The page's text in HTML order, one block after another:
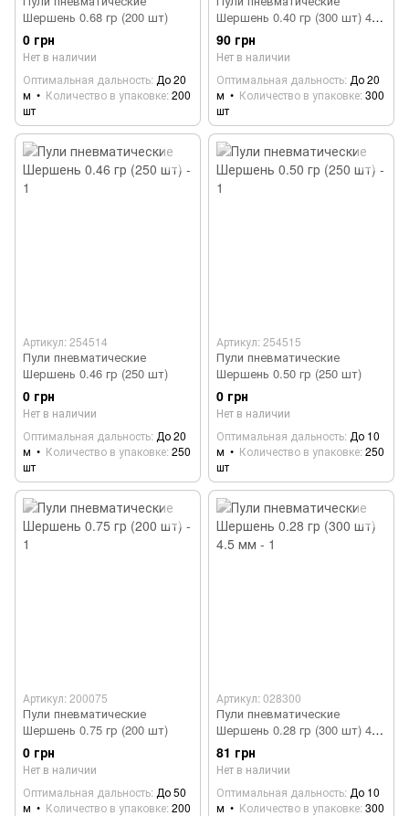
Шершень 0.68 гр (200 шт)
0 грн
Нет в наличии
Оптимальная дальность До 20
м
Количество в упаковке 200
шт
Шершень 0.40 гр (300 шт) 4.5
мм
90 грн
Нет в наличии
Оптимальная дальность До 20
м
Количество в упаковке 300
шт
Артикул: 254514
Пули пневматические
Шершень 0.46 гр (250 шт)
0 грн
Нет в наличии
Оптимальная дальность До 20
м
Количество в упаковке 250
шт
Артикул: 254515
Пули пневматические
Шершень 0.50 гр (250 шт)
0 грн
Нет в наличии
Оптимальная дальность До 10
м
Количество в упаковке 250
шт
Артикул: 200075
Пули пневматические
Шершень 0.75 гр (200 шт)
0 грн
Нет в наличии
Оптимальная дальность До 50
м
Количество в упаковке 200
Артикул: 028300
Пули пневматические
Шершень 0.28 гр (300 шт) 4.5
мм
81 грн
Нет в наличии
Оптимальная дальность До 10
м
Количество в упаковке 300